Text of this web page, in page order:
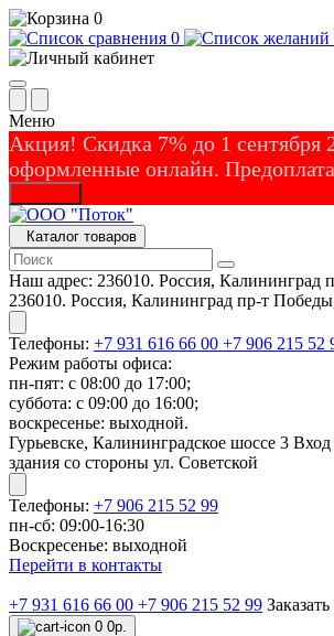
0
0
Меню
Акция! Скидка 7% до 1 сентября
оформленные онлайн.
Каталог товаров
Наш адрес: 236010. Россия, Калининград
236010. Россия, Калининград пр-т
Телефоны: +7 931 616 66 00 +7 906 215 52
Режим работы офиса:
пн-пят: с 08:00 до 17:00;
суббота: с 09:00 до 16:00;
воскресенье: выходной.
Гурьевске, Калининградское шоссе 3
здания со стороны ул. Советской
Телефоны: +7 906 215 52 99
пн-сб: 09:00-16:30
Воскресенье: выходной
Перейти в контакты
+7 931 616 66 00 +7 906 215 52 99
0 0р.